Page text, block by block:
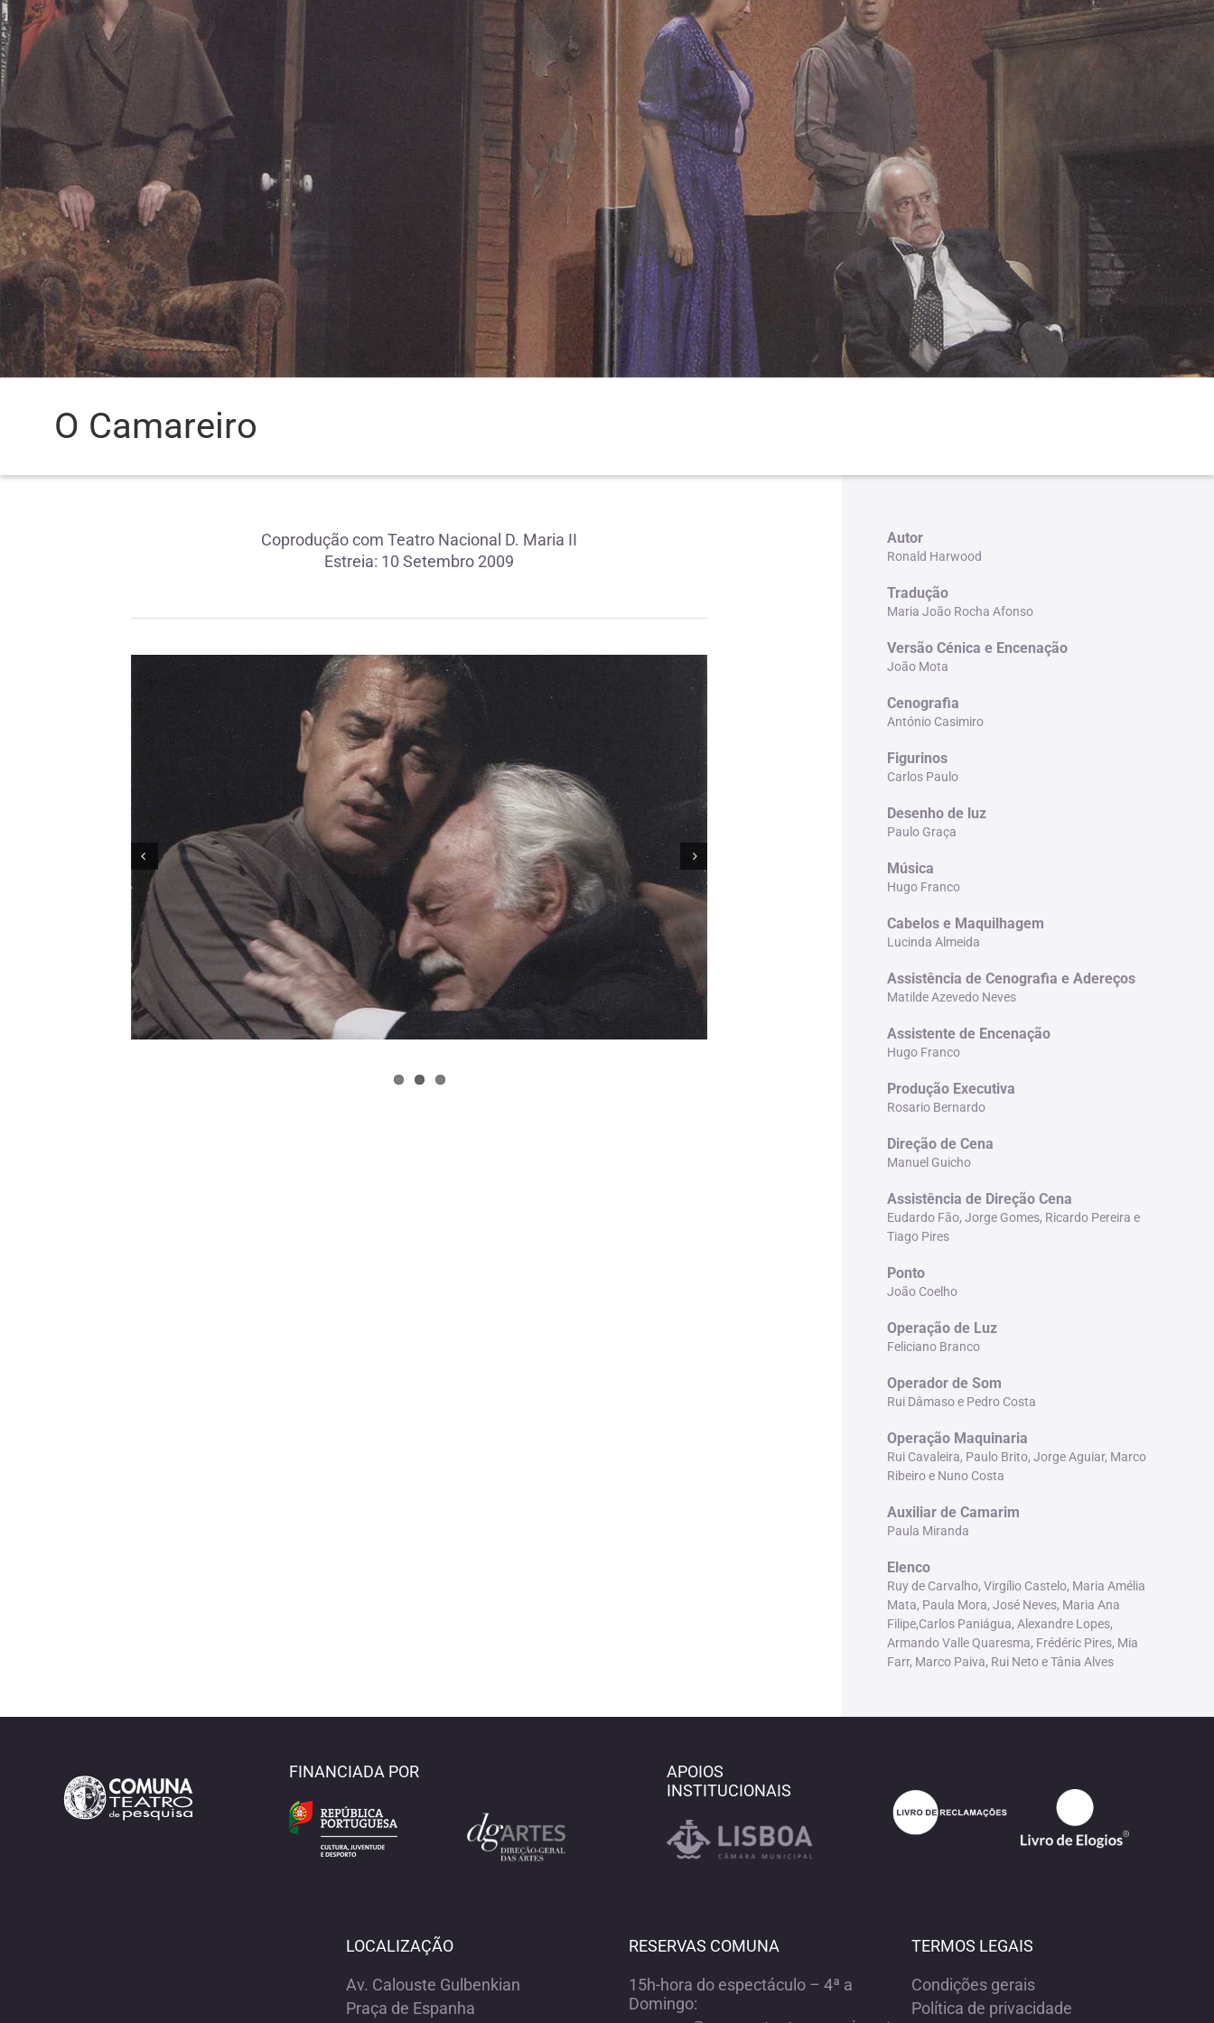
O Camareiro
Coprodução com Teatro Nacional D. Maria II
Estreia: 10 Setembro 2009
Autor
Ronald Harwood
Tradução
Maria João Rocha Afonso
Versão Cénica e Encenação
João Mota
Cenografia
António Casimiro
Figurinos
Carlos Paulo
Desenho de luz
Paulo Graça
Música
Hugo Franco
Cabelos e Maquilhagem
Lucinda Almeida
Assistência de Cenografia e Adereços
Matilde Azevedo Neves
Assistente de Encenação
Hugo Franco
Produção Executiva
Rosario Bernardo
Direção de Cena
Manuel Guicho
Assistência de Direção Cena
Eudardo Fão, Jorge Gomes, Ricardo Pereira e
Tiago Pires
Ponto
João Coelho
Operação de Luz
Feliciano Branco
Operador de Som
Rui Dâmaso e Pedro Costa
Operação Maquinaria
Rui Cavaleira, Paulo Brito, Jorge Aguiar, Marco
Ribeiro e Nuno Costa
Auxiliar de Camarim
Paula Miranda
Elenco
Ruy de Carvalho, Virgílio Castelo, Maria Amélia
Mata, Paula Mora, José Neves, Maria Ana
Filipe,Carlos Paniágua, Alexandre Lopes,
Armando Valle Quaresma, Frédéric Pires, Mia
Farr, Marco Paiva, Rui Neto e Tânia Alves
FINANCIADA POR
APOIOS
INSTITUCIONAIS
LOCALIZAÇÃO
Av. Calouste Gulbenkian
Praça de Espanha
RESERVAS COMUNA
15h-hora do espectáculo – 4ª a
Domingo:
TERMOS LEGAIS
Condições gerais
Política de privacidade